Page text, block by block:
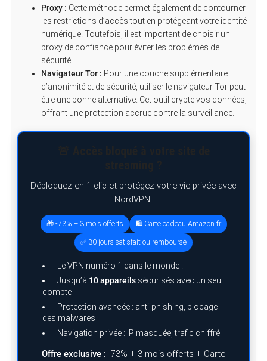
Proxy : Cette méthode permet également de contourner
les restrictions d’accès tout en protégeant votre identité
numérique. Toutefois, il est important de choisir un
proxy de confiance pour éviter les problèmes de
sécurité.
Navigateur Tor : Pour une couche supplémentaire
d’anonimité et de sécurité, utiliser le navigateur Tor peut
être une bonne alternative. Cet outil crypte vos données,
offrant une protection accrue contre la surveillance.
Débloquez en 1 clic et protégez votre vie privée avec
NordVPN.
🎁 -73% + 3 mois offerts 🛍️ Carte cadeau Amazon.fr
✅ 30 jours satisfait ou remboursé
Le VPN numéro 1 dans le monde !
Jusqu’à 10 appareilssécurisés avec un seul
compte
Protection avancée : anti-phishing, blocage
des malwares
Navigation privée : IP masquée, trafic chiffré
Offre exclusive : -73% + 3 mois offerts + Carte